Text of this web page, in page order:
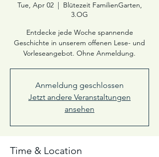
Tue, Apr 02
  |
Blütezeit FamilienGarten,
3.OG
Entdecke jede Woche spannende
Geschichte in unserem offenen Lese- und
Vorleseangebot. Ohne Anmeldung.
Anmeldung geschlossen
Jetzt andere Veranstaltungen
ansehen
Time & Location